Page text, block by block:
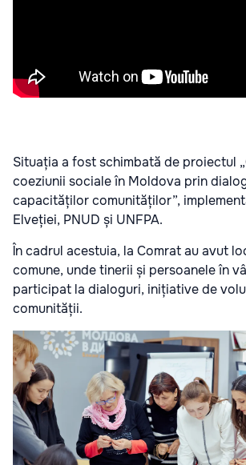
Situația a fost schimbată de proiectul
coeziunii sociale în Moldova prin
capacităților comunităților”,
Elveției, PNUD și UNFPA.
În cadrul acestuia, la Comrat au avut
comune, unde tinerii și persoanele în
participat la dialoguri, inițiative de
comunității.